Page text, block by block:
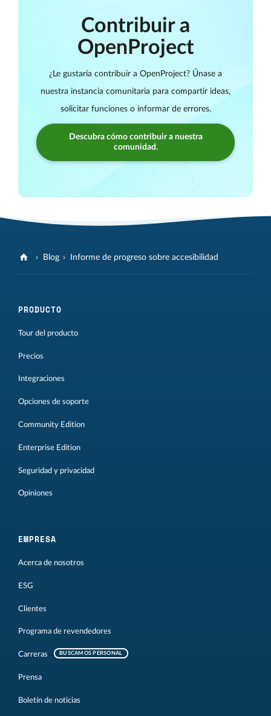
Contribuir a
OpenProject
¿Le gustaría contribuir a OpenProject? Únase a
nuestra instancia comunitaria para compartir ideas,
solicitar funciones o informar de errores.
Descubra cómo contribuir a nuestra
comunidad.
Blog Informe de progreso sobre accesibilidad
PRODUCTO
Tour del producto
Precios
Integraciones
Opciones de soporte
Community Edition
Enterprise Edition
Seguridad y privacidad
Opiniones
EMPRESA
Acerca de nosotros
ESG
Clientes
Programa de revendedores
Carreras BUSCAMOS PERSONAL
Prensa
Boletín de noticias